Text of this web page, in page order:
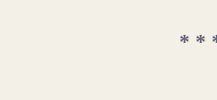
* *